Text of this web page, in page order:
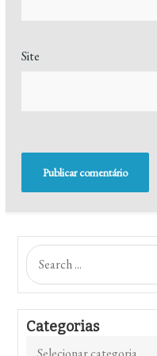
Site
Search
for:
Categorias
Categorias